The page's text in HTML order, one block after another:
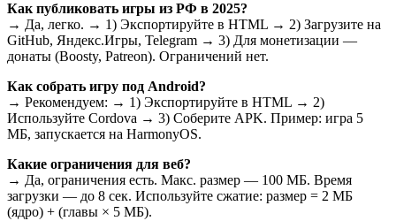
Как публиковать игры из РФ в 2025?
→ Да, легко. → 1) Экспортируйте в HTML → 2) Загрузите на
GitHub, Яндекс.Игры, Telegram → 3) Для монетизации —
донаты (Boosty, Patreon). Ограничений нет.
Как собрать игру под Android?
→ Рекомендуем: → 1) Экспортируйте в HTML → 2)
Используйте Cordova → 3) Соберите APK. Пример: игра 5
МБ, запускается на HarmonyOS.
Какие ограничения для веб?
→ Да, ограничения есть. Макс. размер — 100 МБ. Время
загрузки — до 8 сек. Используйте сжатие: размер = 2 МБ
(ядро) + (главы × 5 МБ).